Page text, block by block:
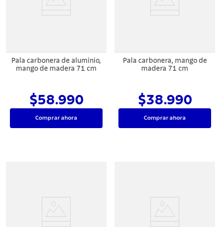
Pala carbonera de aluminio,
mango de madera 71 cm
$58.990
Comprar ahora
Pala carbonera, mango de
madera 71 cm
$38.990
Comprar ahora